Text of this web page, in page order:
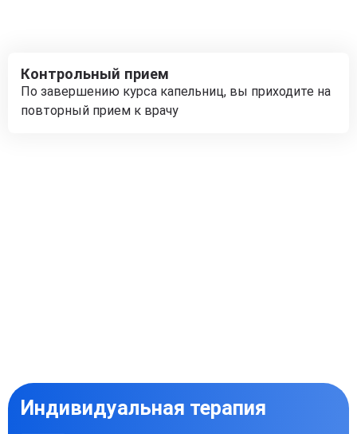
Контрольный прием
По завершению курса капельниц, вы приходите на
повторный прием к врачу
Индивидуальная терапия